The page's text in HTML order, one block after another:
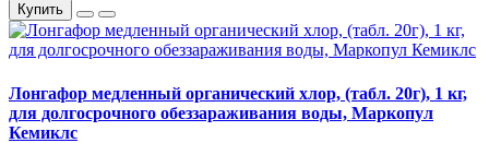
Купить
Лонгафор медленный органический хлор, (табл. 20г), 1 кг,
для долгосрочного обеззараживания воды, Маркопул
Кемиклс